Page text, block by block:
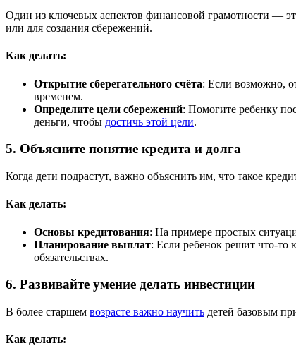
Один из ключевых аспектов финансовой грамотности —
или для создания сбережений.
Как делать:
Открытие сберегательного счёта: Если возможно,
временем.
Определите цели сбережений: Помогите ребенку
деньги, чтобы достичь этой цели.
5. Объясните понятие кредита и долга
Когда дети подрастут, важно объяснить им, что такое
Как делать:
Основы кредитования: На примере простых
Планирование выплат: Если ребенок решит что-то
обязательствах.
6. Развивайте умение делать инвестиции
В более старшем возрасте важно научить детей базовым
Как делать: